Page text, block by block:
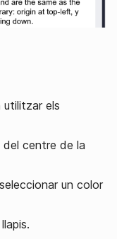
utilitzar els
centre de la
un color